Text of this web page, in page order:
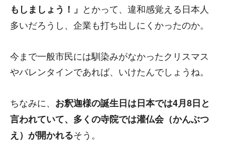
もしましょう！」 とかって、違和感覚える日本人
多いだろうし、企業も打ち出しにくかったのか。
今まで一般市民には馴染みがなかったクリスマス
やバレンタインであれば、いけたんでしょうね。
ちなみに、 お釈迦様の誕生日は日本では4月8日と
言われていて、多くの寺院では灌仏会（かんぶつ
え）が開かれるそう。